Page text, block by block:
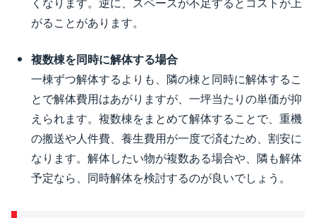
がることがあります。
複数棟を同時に解体する場合
一棟ずつ解体するよりも、隣の棟と同時に解体するこ
とで解体費用はあがりますが、一坪当たりの単価が抑
えられます。複数棟をまとめて解体することで、重機
の搬送や人件費、養生費用が一度で済むため、割安に
なります。解体したい物が複数ある場合や、隣も解体
予定なら、同時解体を検討するのが良いでしょう。